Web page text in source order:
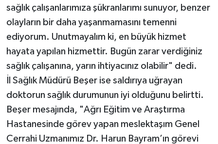
sağlık çalışanlarımıza şükranlarımı sunuyor, benzer
olayların bir daha yaşanmamasını temenni
ediyorum. Unutmayalım ki, en büyük hizmet
hayata yapılan hizmettir. Bugün zarar verdiğiniz
sağlık çalışanına, yarın ihtiyacınız olabilir" dedi.
İl Sağlık Müdürü Beşer ise saldırıya uğrayan
doktorun sağlık durumunun iyi olduğunu belirtti.
Beşer mesajında, "Ağrı Eğitim ve Araştırma
Hastanesinde görev yapan meslektaşım Genel
Cerrahi Uzmanımız Dr. Harun Bayram’ın görevi